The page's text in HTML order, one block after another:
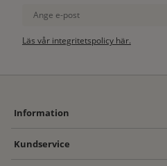
Ange e-post
Läs vår integritetspolicy här.
Information
Kundservice